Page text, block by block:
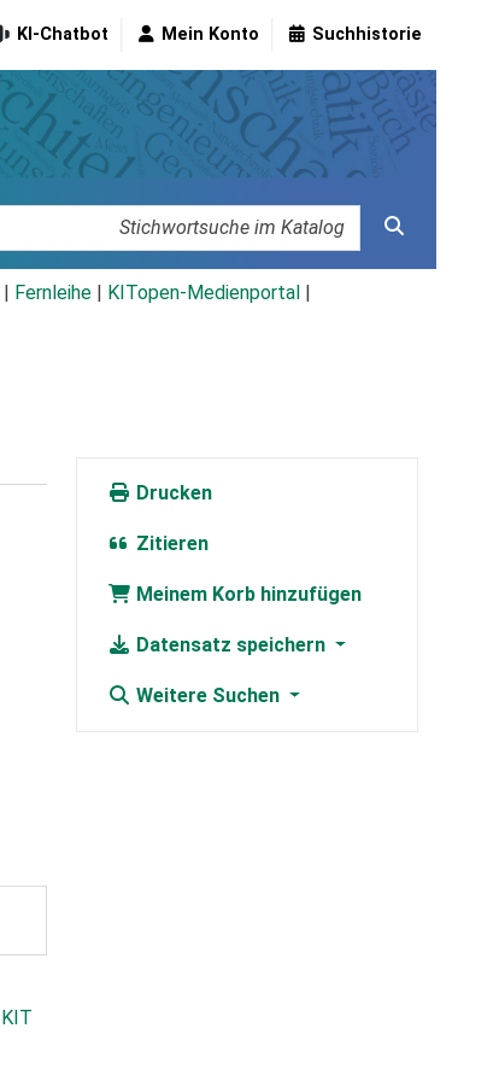
KI-Chatbot Mein Konto Suchhistorie
Fernleihe KITopen-Medienportal
Drucken
Zitieren
Meinem Korb hinzufügen
Datensatz speichern
Weitere Suchen
KIT